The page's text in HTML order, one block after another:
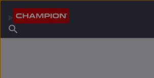
Sobre a Champion
Encontrar ponto de venda